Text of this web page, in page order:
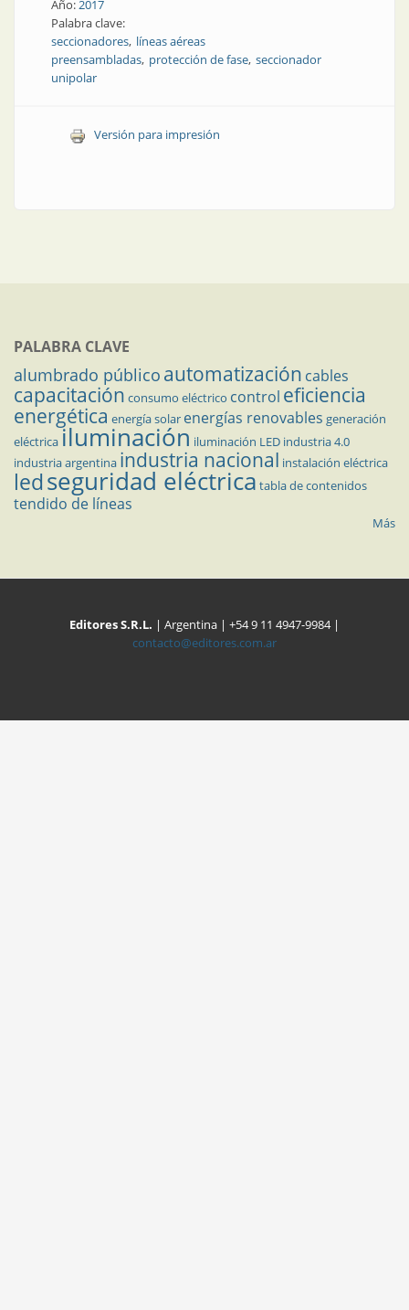
Año:2017
Palabra clave:
seccionadores líneas aéreas
preensambladas protección de fase seccionador
unipolar
Versión para impresión
PALABRA CLAVE
alumbrado público automatización cables
capacitación consumo eléctrico control eficiencia
energética energía solar energías renovables generación
eléctricailuminación iluminación LED industria 4.0
industria argentina industria nacional instalación eléctrica
ledseguridad eléctrica tabla de contenidos
tendido de líneas
Más
Editores S.R.L. | Argentina | +54 9 11 4947-9984 |
contacto@editores.com.ar